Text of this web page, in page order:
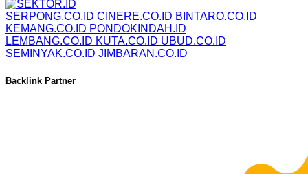
SERPONG.CO.ID CINERE.CO.ID BINTARO.CO.ID
KEMANG.CO.ID PONDOKINDAH.ID
LEMBANG.CO.ID KUTA.CO.ID UBUD.CO.ID
SEMINYAK.CO.ID JIMBARAN.CO.ID
Backlink Partner